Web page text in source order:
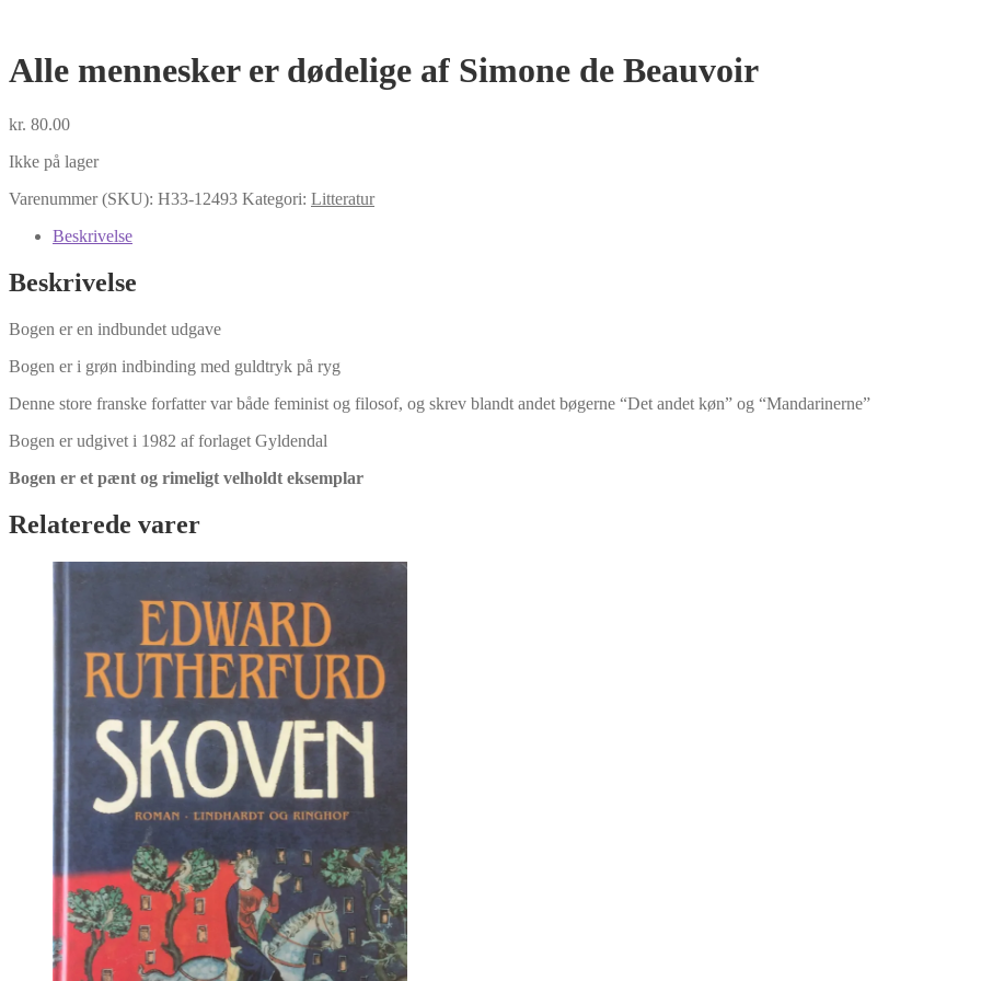
Alle mennesker er dødelige af Simone de Beauvoir
kr. 80.00
Ikke på lager
Varenummer (SKU): H33-12493 Kategori: Litteratur
Beskrivelse
Beskrivelse
Bogen er en indbundet udgave
Bogen er i grøn indbinding med guldtryk på ryg
Denne store franske forfatter var både feminist og filosof, og skrev blandt andet bøgerne “Det andet køn” og “Mandarinerne”
Bogen er udgivet i 1982 af forlaget Gyldendal
Bogen er et pænt og rimeligt velholdt eksemplar
Relaterede varer